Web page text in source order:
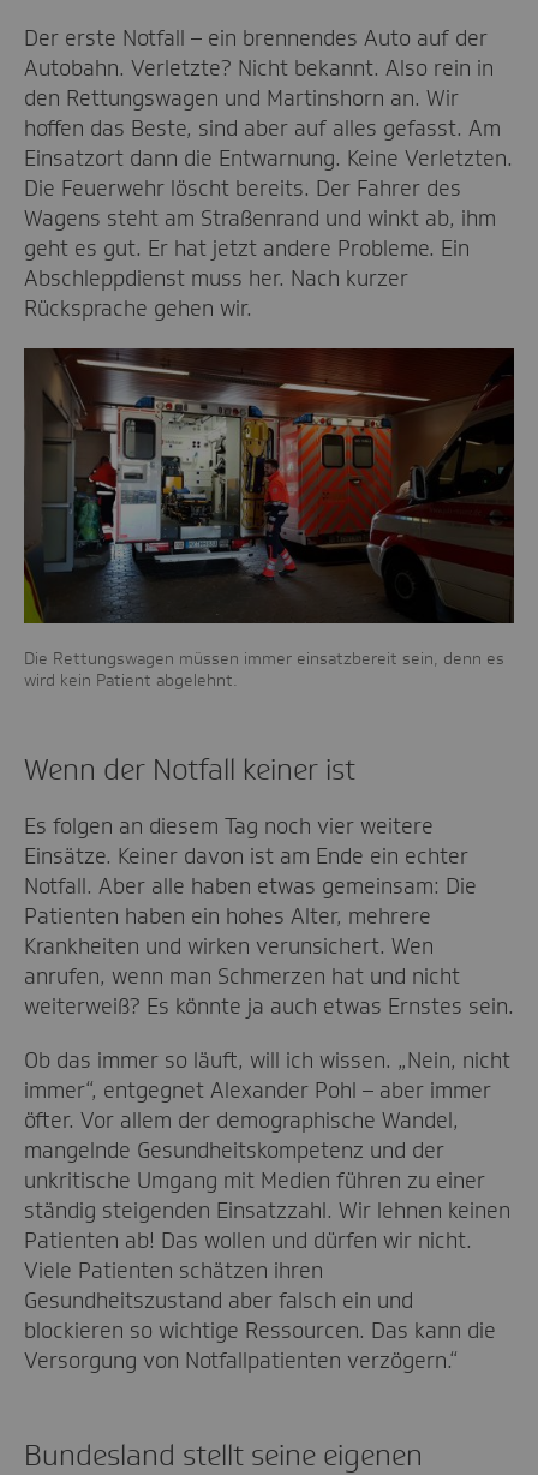
Der erste Notfall – ein brennendes Auto auf der
Autobahn. Verletzte? Nicht bekannt. Also rein in
den Rettungswagen und Martinshorn an. Wir
hoffen das Beste, sind aber auf alles gefasst. Am
Einsatzort dann die Entwarnung. Keine Verletzten.
Die Feuerwehr löscht bereits. Der Fahrer des
Wagens steht am Straßenrand und winkt ab, ihm
geht es gut. Er hat jetzt andere Probleme. Ein
Abschleppdienst muss her. Nach kurzer
Rücksprache gehen wir.
Die Rettungswagen müssen immer einsatzbereit sein, denn es
wird kein Patient abgelehnt.
Wenn der Notfall keiner ist
Es folgen an diesem Tag noch vier weitere
Einsätze. Keiner davon ist am Ende ein echter
Notfall. Aber alle haben etwas gemeinsam: Die
Patienten haben ein hohes Alter, mehrere
Krankheiten und wirken verunsichert. Wen
anrufen, wenn man Schmerzen hat und nicht
weiterweiß? Es könnte ja auch etwas Ernstes sein.
Ob das immer so läuft, will ich wissen. „Nein, nicht
immer“, entgegnet Alexander Pohl – aber immer
öfter. Vor allem der demographische Wandel,
mangelnde Gesundheitskompetenz und der
unkritische Umgang mit Medien führen zu einer
ständig steigenden Einsatzzahl. Wir lehnen keinen
Patienten ab! Das wollen und dürfen wir nicht.
Viele Patienten schätzen ihren
Gesundheitszustand aber falsch ein und
blockieren so wichtige Ressourcen. Das kann die
Versorgung von Notfallpatienten verzögern.“
Bundesland stellt seine eigenen